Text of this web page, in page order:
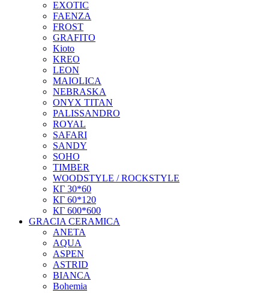
EXOTIC
FAENZA
FROST
GRAFITO
Kioto
KREO
LEON
MAIOLICA
NEBRASKA
ONYX TITAN
PALISSANDRO
ROYAL
SAFARI
SANDY
SOHO
TIMBER
WOODSTYLE / ROCKSTYLE
КГ 30*60
КГ 60*120
КГ 600*600
GRACIA CERAMICA
ANETA
AQUA
ASPEN
ASTRID
BIANCA
Bohemia